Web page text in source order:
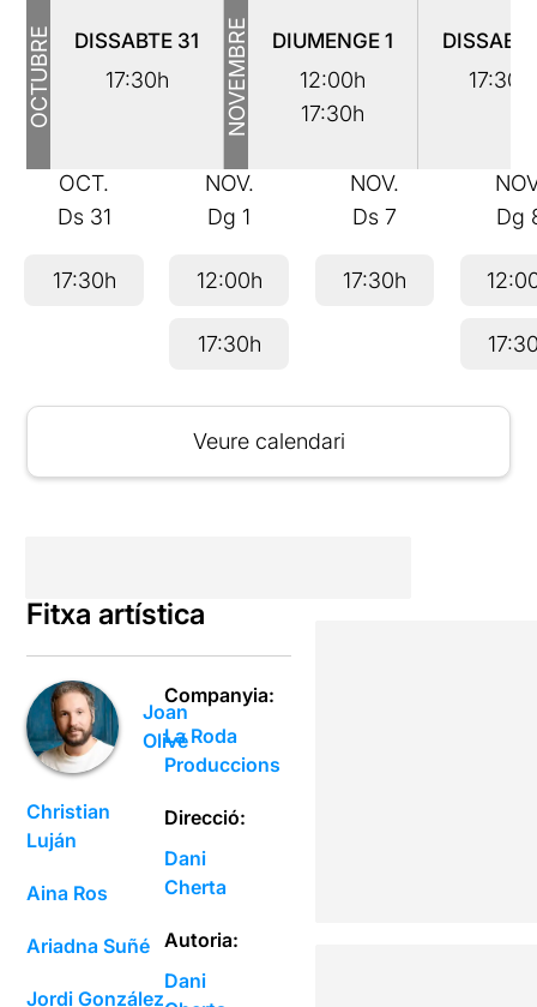
OCTUBRE DISSABTE 31
17:30h NOVEMBRE DIUMENGE1
12:00h
17:30h
17:30h
OCT.
Ds 31
17:30h
NOV.
Dg1
12:00h
17:30h
NOV.
Ds 7
17:30h
Dg
Veure calendari
Fitxa artística
Joan
Olivé
Christian
Luján
Aina Ros
Ariadna Suñé
Jordi González
Companyia:
La Roda
Produccions
Direcció:
Dani
Cherta
Autoria:
Dani